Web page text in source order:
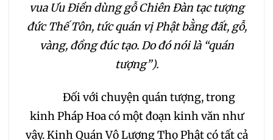
251 252 253
256
258 259
260 261 262
vua Ưu Điền dùng gỗ Chiên Đàn tạc tượng
đức Thế Tôn, tức quán vị Phật bằng đất, gỗ,
vàng, đồng đúc tạo. Do đó nói là “quán
tượng”).
Đối với chuyện quán tượng, trong
kinh Pháp Hoa có một đoạn kinh văn như
vậy. Kinh Quán Vô Lượng Thọ Phật có tất cả